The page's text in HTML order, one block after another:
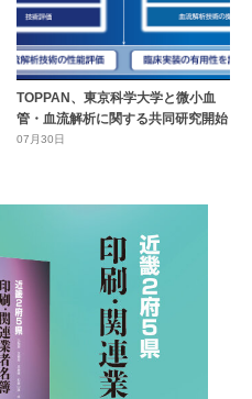
TOPPAN、東京科学大学と微小血
管・血流解析に関する共同研究開始
07月30日